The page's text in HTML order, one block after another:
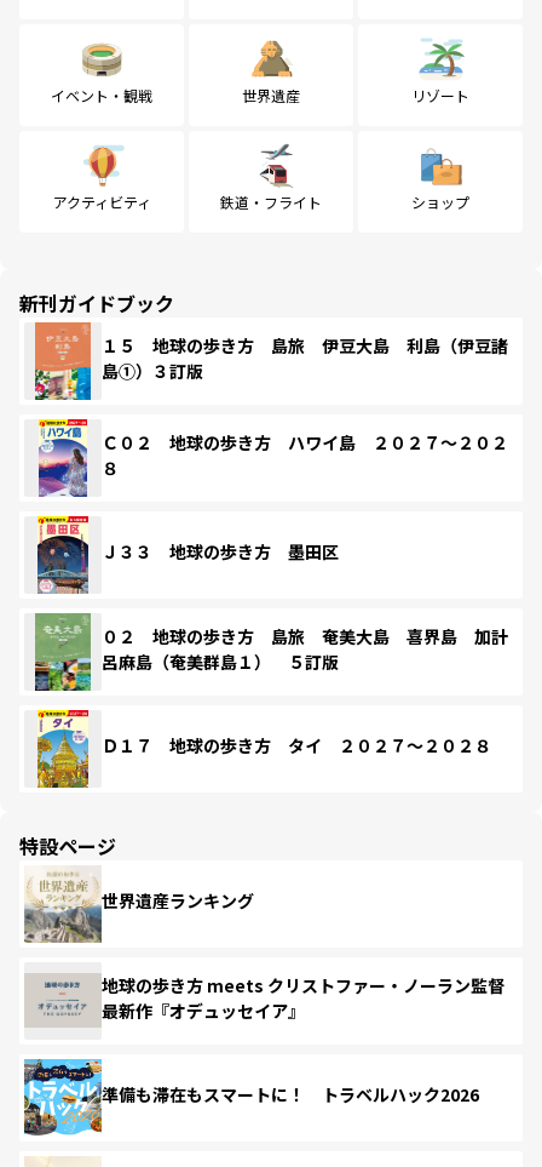
イベント・観戦 世界遺産 リゾート
アクティビティ 鉄道・フライト ショップ
新刊ガイドブック
１５ 地球の歩き方 島旅 伊豆大島 利島（伊豆諸
島①）３訂版
Ｃ０２ 地球の歩き方 ハワイ島 ２０２７～２０２
８
Ｊ３３ 地球の歩き方 墨田区
０２ 地球の歩き方 島旅 奄美大島 喜界島 加計
呂麻島（奄美群島１） ５訂版
Ｄ１７ 地球の歩き方 タイ ２０２７～２０２８
特設ページ
世界遺産ランキング
地球の歩き方 meets クリストファー・ノーラン監督
最新作『オデュッセイア』
準備も滞在もスマートに！ トラベルハック2026